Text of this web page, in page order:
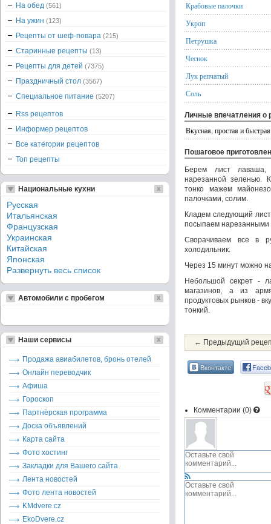
Крабовые палочки
Укроп
Петрушка
Чеснок
Лук репчатый
Соль
Личные впечатления о
Вкусная, простая и
Пошаговое
Берем лист лаваша,
нарезанной зеленью.
тонко мажем
палочками, солим.
Кладем следующий
посыпаем нарезанными
Сворачиваем все в
холодильник.
Через 15 минут можно
Небольшой секрет -
магазинов, а из
продуктовых рынков -
тонкий.
← Предыдущий
Вконтакте
Комментарии (0)
На обед (561)
На ужин (123)
Рецепты от шеф-повара (215)
Старинные рецепты (13)
Рецепты для детей (7375)
Праздничный стол (3567)
Специальное питание (5207)
Rss рецептов
Информер рецептов
Все категории рецептов
Топ рецепты
Национальные кухни
Русская
Итальянская
Французская
Украинская
Китайская
Японская
Развернуть весь список
Автомобили с пробегом
Наши сервисы
Продажа авиабилетов, бронь отелей
Онлайн переводчик
Афиша
Гороскоп
Партнёрская программа
Доска объявлений
Карта сайта
Фото хостинг
Закладки для Вашего сайта
Лента новостей
Фото лента новостей
KMdvere.cz
EkoDvere.cz